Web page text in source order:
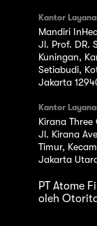
Kantor
Mandiri
Jl. Prof. DR.
Kuningan,
Setiabudi,
Jakarta
Kantor
Kirana
Jl. Kirana
Timur,
Jakarta
PT Atome
oleh